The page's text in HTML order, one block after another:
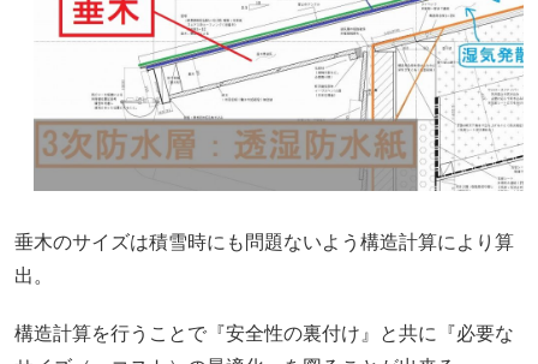
垂木のサイズは積雪時にも問題ないよう構造計算により算
出。
構造計算を行うことで『安全性の裏付け』と共に『必要な